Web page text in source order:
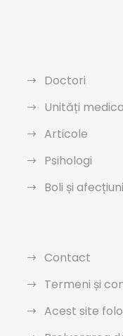
Doctori
Unități
Articole
Psihologi
Boli și afecțiuni
Contact
Termeni și
Acest site